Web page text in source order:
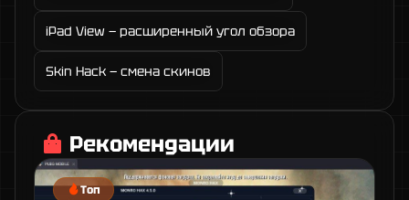
iPad View — расширенный угол обзора
Skin Hack — смена скинов
Рекомендации
Топ